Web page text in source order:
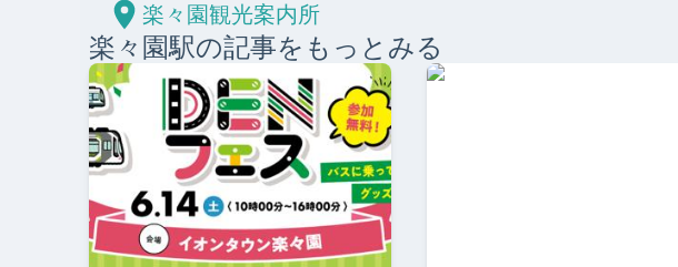
楽々園観光案内所
楽々園駅の記事をもっとみる